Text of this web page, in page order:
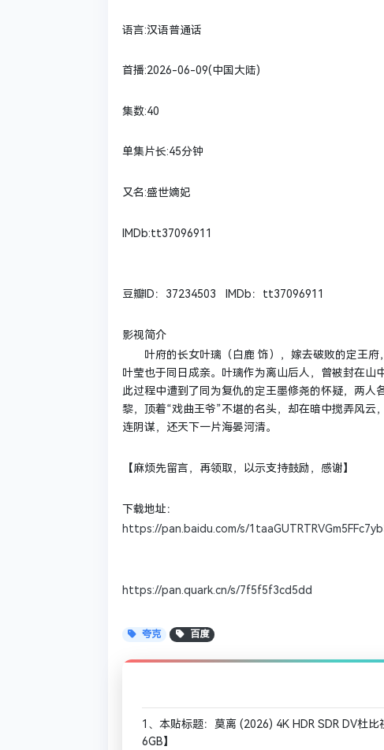
语言:汉语普通话
首播:2026-06-09(中国大陆)
集数:40
单集片长:45分钟
又名:盛世嫡妃
IMDb:tt37096911
豆瓣ID：37234503 IMDb：tt37096911
影视简介
叶府的长女叶璃（白鹿 饰），嫁去破败的定王府
叶莹也于同日成亲。叶璃作为离山后人，曾被封在
此过程中遭到了同为复仇的定王墨修尧的怀疑，两
黎，顶着“戏曲王爷”不堪的名头，却在暗中搅弄风
连阴谋，还天下一片海晏河清。
【麻烦先留言，再领取，以示支持鼓励，感谢】
下载地址：
https://pan.baidu.com/s/
https://pan.quark.cn/s/7f5f5f3cd5dd
夸克 百度
1、本贴标题：莫离‎ (2026) 4K HDR SDR DV杜
6GB】